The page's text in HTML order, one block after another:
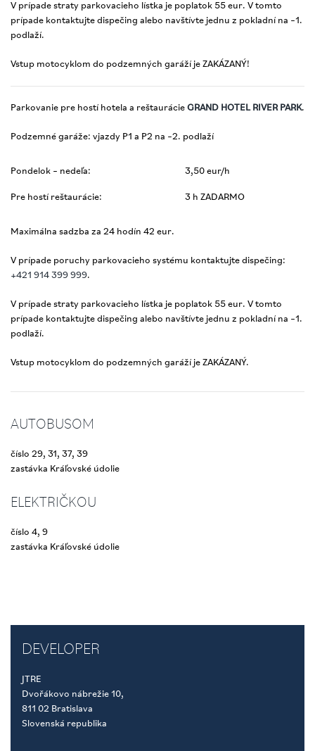
V prípade straty parkovacieho lístka je poplatok 55 eur. V tomto
prípade kontaktujte dispečing alebo navštívte jednu z pokladní na –1.
podlaží.
Vstup motocyklom do podzemných garáží je ZAKÁZANÝ!
Parkovanie pre hostí hotela a reštaurácie GRAND HOTEL RIVER PARK.
Podzemné garáže: vjazdy P1 a P2 na –2. podlaží
Pondelok – nedeľa: 3,50 eur/h
Pre hostí reštaurácie: 3 h ZADARMO
Maximálna sadzba za 24 hodín 42 eur.
V prípade poruchy parkovacieho systému kontaktujte dispečing:
+421 914 399 999.
V prípade straty parkovacieho lístka je poplatok 55 eur. V tomto
prípade kontaktujte dispečing alebo navštívte jednu z pokladní na –1.
podlaží.
Vstup motocyklom do podzemných garáží je ZAKÁZANÝ.
AUTOBUSOM
číslo 29, 31, 37, 39
zastávka Kráľovské údolie
ELEKTRIČKOU
číslo 4, 9
zastávka Kráľovské údolie
DEVELOPER
JTRE
Dvořákovo nábrežie 10,
811 02 Bratislava
Slovenská republika